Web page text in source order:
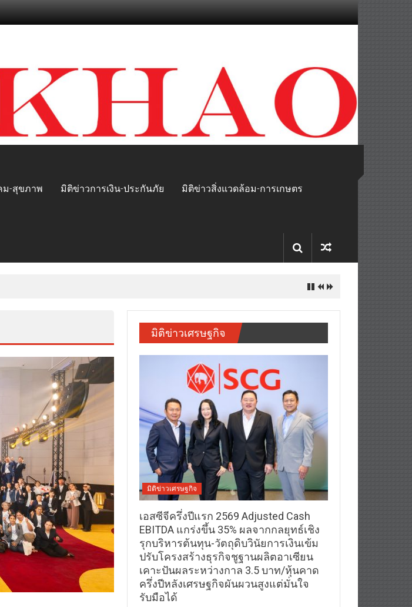
ม-สุขภาพ มิติข่าวการเงิน-ประกันภัย มิติข่าวสิ่งแวดล้อม-การเกษตร
มิติข่าวเศรษฐกิจ
มิติข่าวเศรษฐกิจ
เอสซีจีครึ่งปีแรก 2569 Adjusted Cash
EBITDA แกร่งขึ้น 35% ผลจากกลยุทธ์เชิง
รุกบริหารต้นทุน-วัตถุดิบวินัยการเงินเข้ม
ปรับโครงสร้างธุรกิจชูฐานผลิตอาเซียน
เคาะปันผลระหว่างกาล 3.5 บาท/หุ้นคาด
ครึ่งปีหลังเศรษฐกิจผันผวนสูงแต่มั่นใจ
รับมือได้